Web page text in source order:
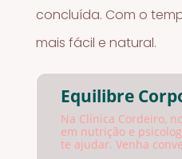
concluída. Com o
mais fácil e natural.
Equilibre
Na Clínica Cordeiro,
em nutrição e
te ajudar. Venha